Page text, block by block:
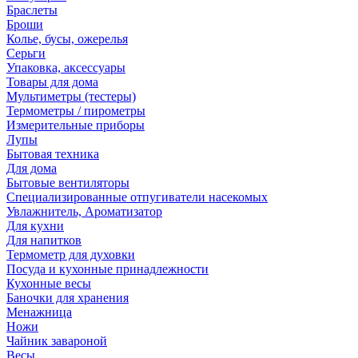
Браслеты
Броши
Колье, бусы, ожерелья
Серьги
Упаковка, аксессуары
Товары для дома
Мультиметры (тестеры)
Термометры / пирометры
Измерительные приборы
Лупы
Бытовая техника
Для дома
Бытовые вентиляторы
Специализированные отпугиватели насекомых
Увлажнитель, Ароматизатор
Для кухни
Для напитков
Термометр для духовки
Посуда и кухонные принадлежности
Кухонные весы
Баночки для хранения
Менажница
Ножи
Чайник завароной
Весы